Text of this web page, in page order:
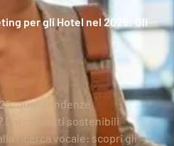
quali tendenze
Dai concetti sostenibili
ricerca vocale: scopri gli
per gli Hotel nel 2025: Gli